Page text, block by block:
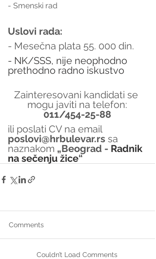
- Smenski rad
Uslovi rada:
- Mesečna plata 55. 000 din.
- NK/SSS, nije neophodno
prethodno radno iskustvo
Zainteresovani kandidati se
mogu javiti na telefon:
011/454-25-88
ili poslati CV na email
poslovi@hrbulevar.rs sa
naznakom „Beograd - Radnik
na sečenju žice“
Comments
Couldn’t Load Comments